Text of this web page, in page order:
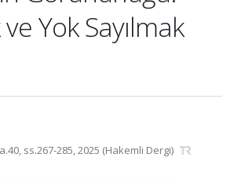
Yok Sayılmak
ss.267-285, 2025 (Hakemli Dergi)